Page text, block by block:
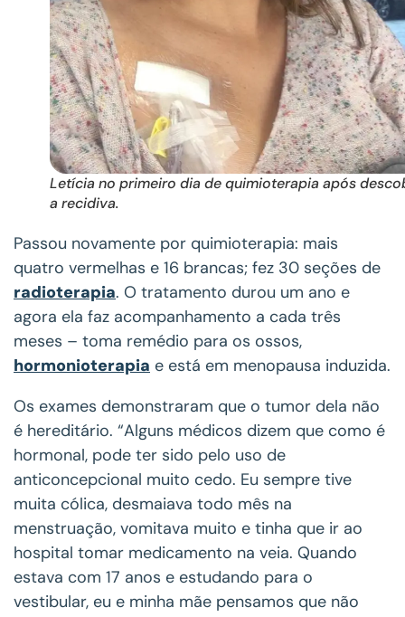
Letícia no primeiro dia de quimioterapia após
a recidiva.
Passou novamente por quimioterapia: mais
quatro vermelhas e 16 brancas; fez 30 seções de
radioterapia. O tratamento durou um ano e
agora ela faz acompanhamento a cada três
meses – toma remédio para os ossos,
hormonioterapia e está em menopausa induzida.
Os exames demonstraram que o tumor dela não
é hereditário. “Alguns médicos dizem que como é
hormonal, pode ter sido pelo uso de
anticoncepcional muito cedo. Eu sempre tive
muita cólica, desmaiava todo mês na
menstruação, vomitava muito e tinha que ir ao
hospital tomar medicamento na veia. Quando
estava com 17 anos e estudando para o
vestibular, eu e minha mãe pensamos que não